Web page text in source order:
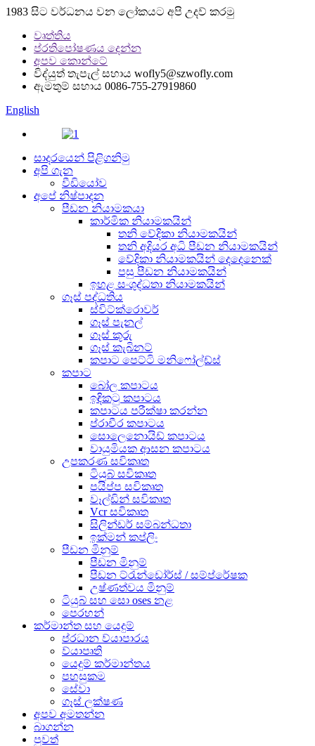
1983 සිට වර්ධනය වන ලෝකයට අපි උදව් කරමු
වෘත්තිය
ප්රතිපෝෂණය දෙන්න
අපව කොන්ටේ
විද්යුත් තැපැල් සහාය wofly5@szwofly.com
ඇමතුම් සහාය 0086-755-27919860
English
සාදරයෙන් පිළිගනිමු
අපි ගැන
වීඩියෝව
අපේ නිෂ්පාදන
පීඩන නියාමකයා
කාර්මික නියාමකයින්
තනි වේදිකා නියාමකයින්
තනි අදියර අධි පීඩන නියාමකයින්
වේදිකා නියාමකයින් දෙදෙනෙක්
පසු පීඩන නියාමකයින්
ඉහළ සංශුද්ධතා නියාමකයින්
ගෑස් පද්ධතිය
ස්විට්ක්රොවර්
ගෑස් පැනල්
ගෑස් කූරු
ගෑස් කැබිනට්
කපාට පෙට්ටි මනිෆෝල්ඩ්ස්
කපාට
බෝල කපාටය
ඉඳිකටු කපාටය
කපාටය පරීක්ෂා කරන්න
ප්රාචීර කපාටය
සොලෙනොයිඩ් කපාටය
වායුමියක ආසන කපාටය
උපකරණ සවිකෘත
ටියුබ් සවිකෘත
පයිප්ප සවිකෘත
වෑල්ඩින් සවිකෘත
Vcr සවිකෘත
සිලින්ඩර් සම්බන්ධතා
ඉක්මන් කප්ලිං
පීඩන මිනුම්
පීඩන මිනුම්
පීඩන ට්රැන්ඩෝර්ස් / සම්ප්රේෂක
උෂ්ණත්වය මිනුම්
ටියුබ් සහ සො oses නළ
පෙරහන්
කර්මාන්ත සහ යෙදුම්
ප්රධාන ව්යාපාරය
ව්යාපෘති
යෙදුම් කර්මාන්තය
පහසුකම
සේවා
ගෑස් ලක්ෂණ
අපව අමතන්න
බාගන්න
පුවත්